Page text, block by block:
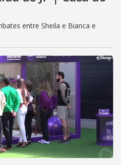
entre Sheila e Bianca e